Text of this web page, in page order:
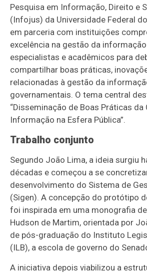
Pesquisa em Informação, Direito e
(Infojus) da Universidade Federal do
em parceria com instituições
excelência na gestão da informação
especialistas e acadêmicos para
compartilhar boas práticas,
relacionadas à gestão da
governamentais. O tema central
“Disseminação de Boas Práticas da
Informação na Esfera Pública”.
Trabalho conjunto
Segundo João Lima, a ideia surgiu
décadas e começou a se
desenvolvimento do Sistema de
(Sigen). A concepção do protótipo
foi inspirada em uma monografia
Hudson de Martim, orientada por
de pós-graduação do Instituto
(ILB), a escola de governo do
A iniciativa depois viabilizou a